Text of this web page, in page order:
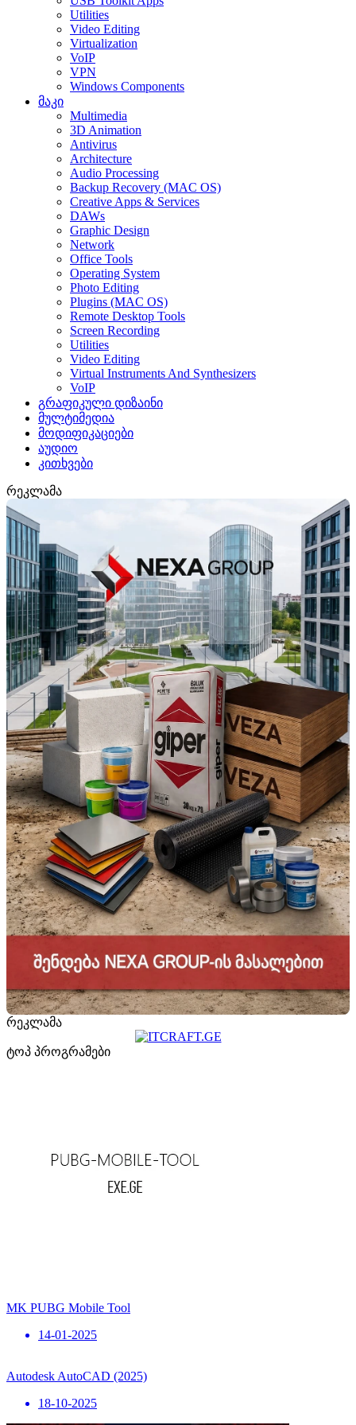
Utilities
Video Editing
Virtualization
VoIP
VPN
Windows Components
მაკი
Multimedia
3D Animation
Antivirus
Architecture
Audio Processing
Backup Recovery (MAC OS)
Creative Apps & Services
DAWs
Graphic Design
Network
Office Tools
Operating System
Photo Editing
Plugins (MAC OS)
Remote Desktop Tools
Screen Recording
Utilities
Video Editing
Virtual Instruments And Synthesizers
VoIP
გრაფიკული დიზაინი
მულტიმედია
მოდიფიკაციები
აუდიო
კითხვები
რეკლამა
რეკლამა
ტოპ პროგრამები
MK PUBG Mobile Tool
14-01-2025
Autodesk AutoCAD (2025)
18-10-2025